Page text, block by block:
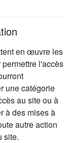
en œuvre les
l'accès
une catégorie
au site ou à
à des mises à
autre action
site.